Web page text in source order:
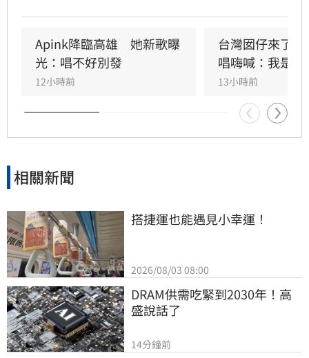
熱情應援，尖叫與歡呼聲一路未停，最後由
HIGHLIGHT壓軸接管舞台，將現場氣氛推向最高
潮。
Apink降臨高雄　她新歌曝
光：唱不好別發
12小時前
台灣囡仔來了
唱嗨喊：我是誰
13小時前
相關新聞
搭捷運也能遇見小幸運！
2026/08/03 08:00
DRAM供需吃緊到2030年！高
盛說話了
14分鐘前